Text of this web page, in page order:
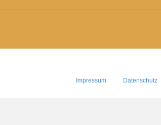
Impressum Datenschutz